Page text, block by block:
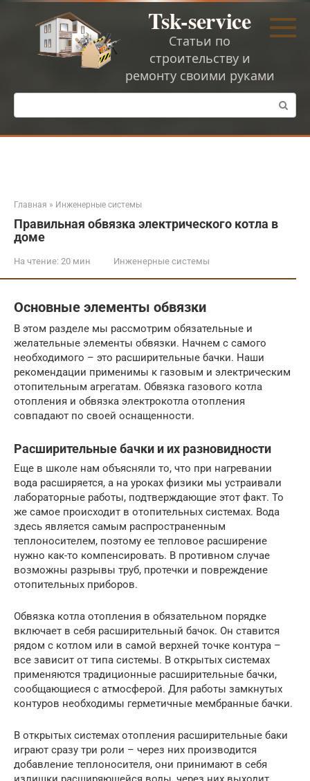
Перейти
Tsk-service
Статьи по
строительству и
ремонту своими руками
Поиск:
Главная » Инженерные системы
Правильная обвязка электрического котла в
доме
На чтение: 20 мин Инженерные системы
Основные элементы обвязки
В этом разделе мы рассмотрим обязательные и
желательные элементы обвязки. Начнем с самого
необходимого – это расширительные бачки. Наши
рекомендации применимы к газовым и электрическим
отопительным агрегатам. Обвязка газового котла
отопления и обвязка электрокотла отопления
совпадают по своей оснащенности.
Расширительные бачки и их разновидности
Еще в школе нам объясняли то, что при нагревании
вода расширяется, а на уроках физики мы устраивали
лабораторные работы, подтверждающие этот факт. То
же самое происходит в отопительных системах. Вода
здесь является самым распространенным
теплоносителем, поэтому ее тепловое расширение
нужно как-то компенсировать. В противном случае
возможны разрывы труб, протечки и повреждение
отопительных приборов.
Обвязка котла отопления в обязательном порядке
включает в себя расширительный бачок. Он ставится
рядом с котлом или в самой верхней точке контура –
все зависит от типа системы. В открытых системах
применяются традиционные расширительные бачки,
сообщающиеся с атмосферой. Для работы замкнутых
контуров необходимы герметичные мембранные бачки.
В открытых системах отопления расширительные баки
играют сразу три роли – через них производится
добавление теплоносителя, они принимают в себя